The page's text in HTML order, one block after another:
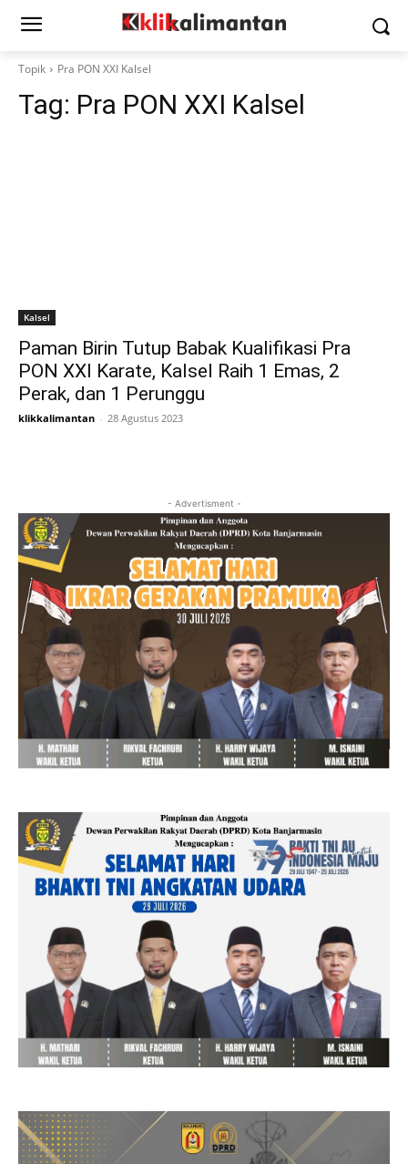
Topik Pra PON XXI Kalsel
Tag: Pra PON XXI Kalsel
Kalsel
Paman Birin Tutup Babak Kualifikasi Pra
PON XXI Karate, Kalsel Raih 1 Emas, 2
Perak, dan 1 Perunggu
klikkalimantan - 28 Agustus 2023
- Advertisment -